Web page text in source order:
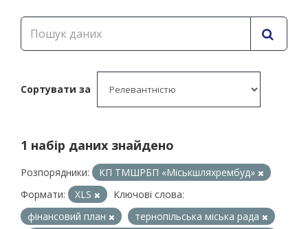
Сортувати за
1 набір даних знайдено
Розпорядники:
КП ТМШРБП «Міськшляхрембуд»
Формати:
XLS
Ключові слова:
фінансовий план
тернопільська міська рада